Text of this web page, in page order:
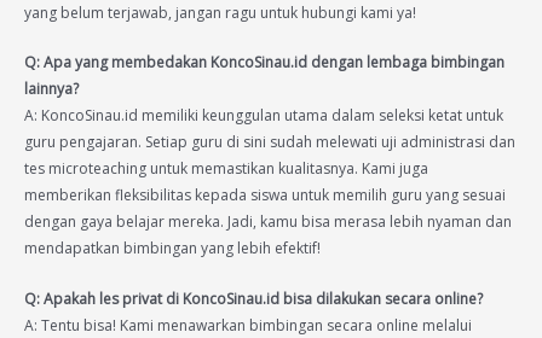
yang belum terjawab, jangan ragu untuk hubungi kami ya!
Q: Apa yang membedakan KoncoSinau.id dengan lembaga bimbingan
lainnya?
A: KoncoSinau.id memiliki keunggulan utama dalam seleksi ketat untuk
guru pengajaran. Setiap guru di sini sudah melewati uji administrasi dan
tes microteaching untuk memastikan kualitasnya. Kami juga
memberikan fleksibilitas kepada siswa untuk memilih guru yang sesuai
dengan gaya belajar mereka. Jadi, kamu bisa merasa lebih nyaman dan
mendapatkan bimbingan yang lebih efektif!
Q: Apakah les privat di KoncoSinau.id bisa dilakukan secara online?
A: Tentu bisa! Kami menawarkan bimbingan secara online melalui